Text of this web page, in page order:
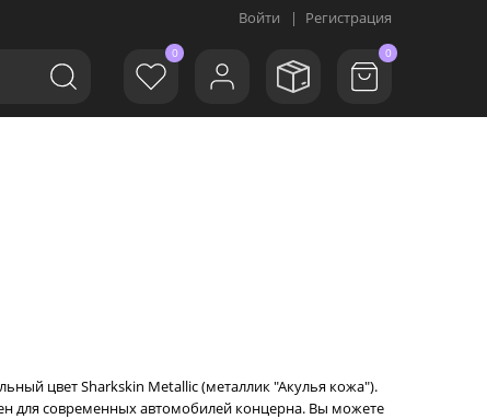
Войти | Регистрация
0 0
цвет Sharkskin Metallic (металлик "Акулья кожа").
для современных автомобилей концерна. Вы можете